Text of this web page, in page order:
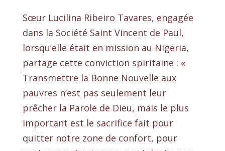
Sœur Lucilina Ribeiro Tavares, engagée
dans la Société Saint Vincent de Paul,
lorsqu’elle était en mission au Nigeria,
partage cette conviction spiritaine : «
Transmettre la Bonne Nouvelle aux
pauvres n’est pas seulement leur
prêcher la Parole de Dieu, mais le plus
important est le sacrifice fait pour
quitter notre zone de confort, pour